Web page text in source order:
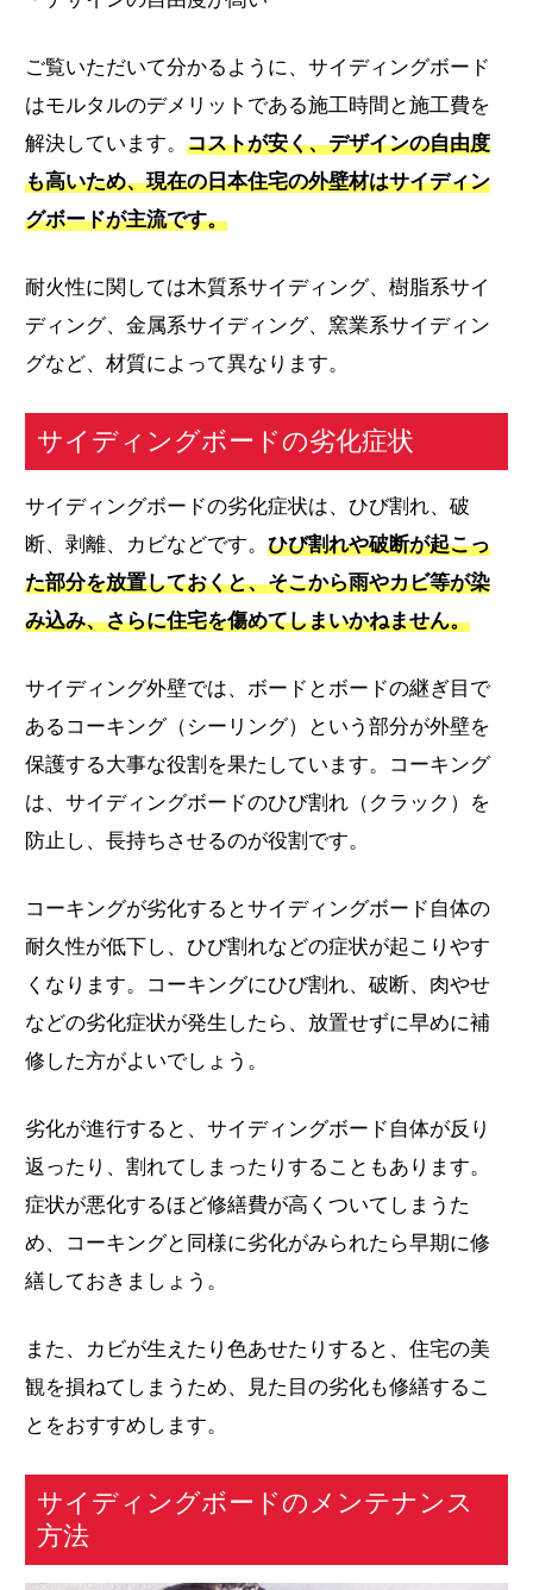
ご覧いただいて分かるように、サイディングボード
はモルタルのデメリットである施工時間と施工費を
解決しています。コストが安く、デザインの自由度
も高いため、現在の日本住宅の外壁材はサイディン
グボードが主流です。
耐火性に関しては木質系サイディング、樹脂系サイ
ディング、金属系サイディング、窯業系サイディン
グなど、材質によって異なります。
サイディングボードの劣化症状
サイディングボードの劣化症状は、ひび割れ、破
断、剥離、カビなどです。ひび割れや破断が起こっ
た部分を放置しておくと、そこから雨やカビ等が染
み込み、さらに住宅を傷めてしまいかねません。
サイディング外壁では、ボードとボードの継ぎ目で
あるコーキング（シーリング）という部分が外壁を
保護する大事な役割を果たしています。コーキング
は、サイディングボードのひび割れ（クラック）を
防止し、長持ちさせるのが役割です。
コーキングが劣化するとサイディングボード自体の
耐久性が低下し、ひび割れなどの症状が起こりやす
くなります。コーキングにひび割れ、破断、肉やせ
などの劣化症状が発生したら、放置せずに早めに補
修した方がよいでしょう。
劣化が進行すると、サイディングボード自体が反り
返ったり、割れてしまったりすることもあります。
症状が悪化するほど修繕費が高くついてしまうた
め、コーキングと同様に劣化がみられたら早期に修
繕しておきましょう。
また、カビが生えたり色あせたりすると、住宅の美
観を損ねてしまうため、見た目の劣化も修繕するこ
とをおすすめします。
サイディングボードのメンテナンス
方法